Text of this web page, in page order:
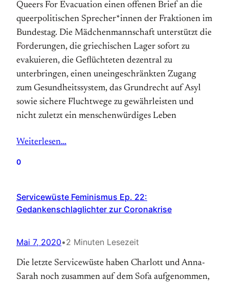
Queers For Evacuation einen offenen Brief an die
queerpolitischen Sprecher*innen der Fraktionen im
Bundestag. Die Mädchenmannschaft unterstützt die
Forderungen, die griechischen Lager sofort zu
evakuieren, die Geflüchteten dezentral zu
unterbringen, einen uneingeschränkten Zugang
zum Gesundheitssystem, das Grundrecht auf Asyl
sowie sichere Fluchtwege zu gewährleisten und
nicht zuletzt ein menschenwürdiges Leben
Weiterlesen…
0
Servicewüste Feminismus Ep. 22:
Gedankenschlaglichter zur Coronakrise
Mai 7, 2020•2 Minuten Lesezeit
Die letzte Servicewüste haben Charlott und Anna-
Sarah noch zusammen auf dem Sofa aufgenommen,